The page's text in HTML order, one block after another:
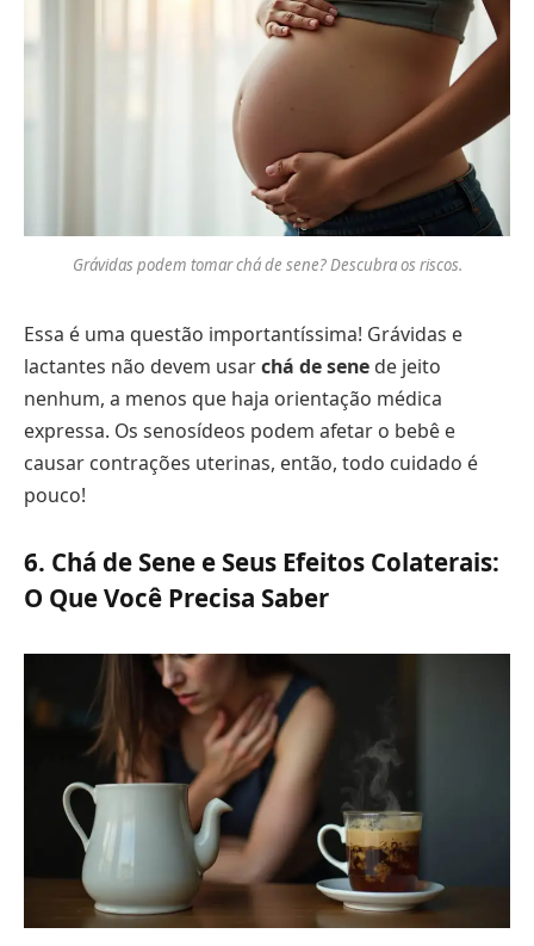
Grávidas podem tomar chá de sene? Descubra os riscos.
Essa é uma questão importantíssima! Grávidas e
lactantes não devem usarchá de sene de jeito
nenhum, a menos que haja orientação médica
expressa. Os senosídeos podem afetar o bebê e
causar contrações uterinas, então, todo cuidado é
pouco!
6. Chá de Sene e Seus Efeitos Colaterais:
O Que Você Precisa Saber